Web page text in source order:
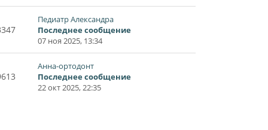
Педиатр Александра
Последнее сообщение
07 ноя 2025, 13:34
Анна-ортодонт
Последнее сообщение
22 окт 2025, 22:35